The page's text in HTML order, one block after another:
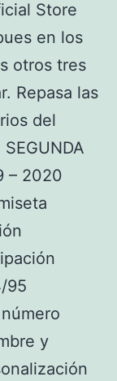
Store
en los
otros tres
Repasa las
del
– 2020
95
y